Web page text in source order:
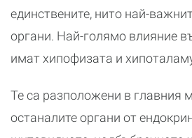
единствените, нито най-
органи. Най-голямо влияние
имат хипофизата и
Те са разположени в главния
останалите органи от